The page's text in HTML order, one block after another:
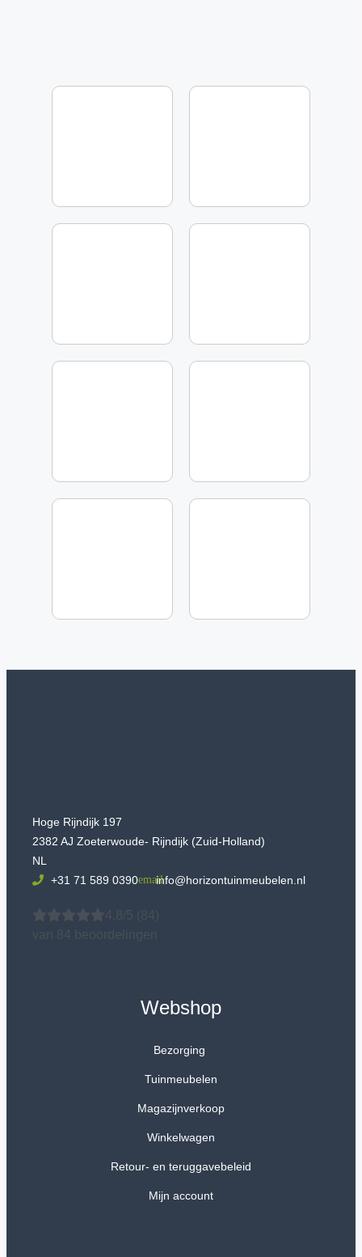
Hoge Rijndijk 197
2382 AJ Zoeterwoude- Rijndijk (Zuid-Holland)
NL
+31 71 589 0390
info@horizontuinmeubelen.nl
4.8/5
(84)
van 84 beoordelingen
Webshop
Bezorging
Tuinmeubelen
Magazijnverkoop
Winkelwagen
Retour- en teruggavebeleid
Mijn account